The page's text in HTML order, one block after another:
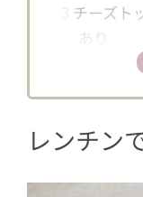
3 チーズト
あり
レンチン